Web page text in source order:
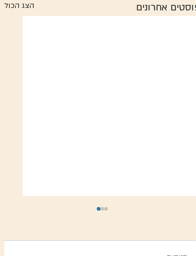
פוסטים אחרונים הצג הכול